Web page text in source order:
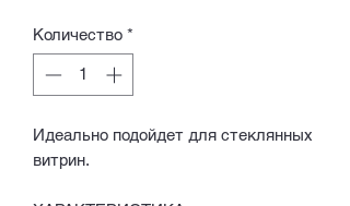
Количество *
Идеально подойдет для стеклянных
витрин.